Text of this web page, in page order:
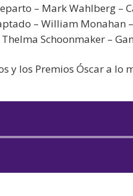
– Mark Wahlberg –
– William Monahan
Schoonmaker –
y los Premios Óscar a lo